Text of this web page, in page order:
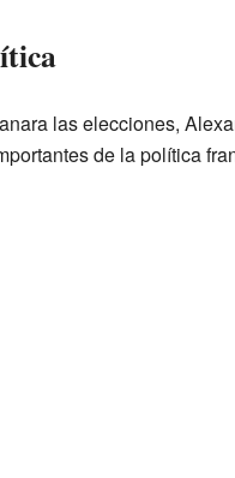
las elecciones,
de la política